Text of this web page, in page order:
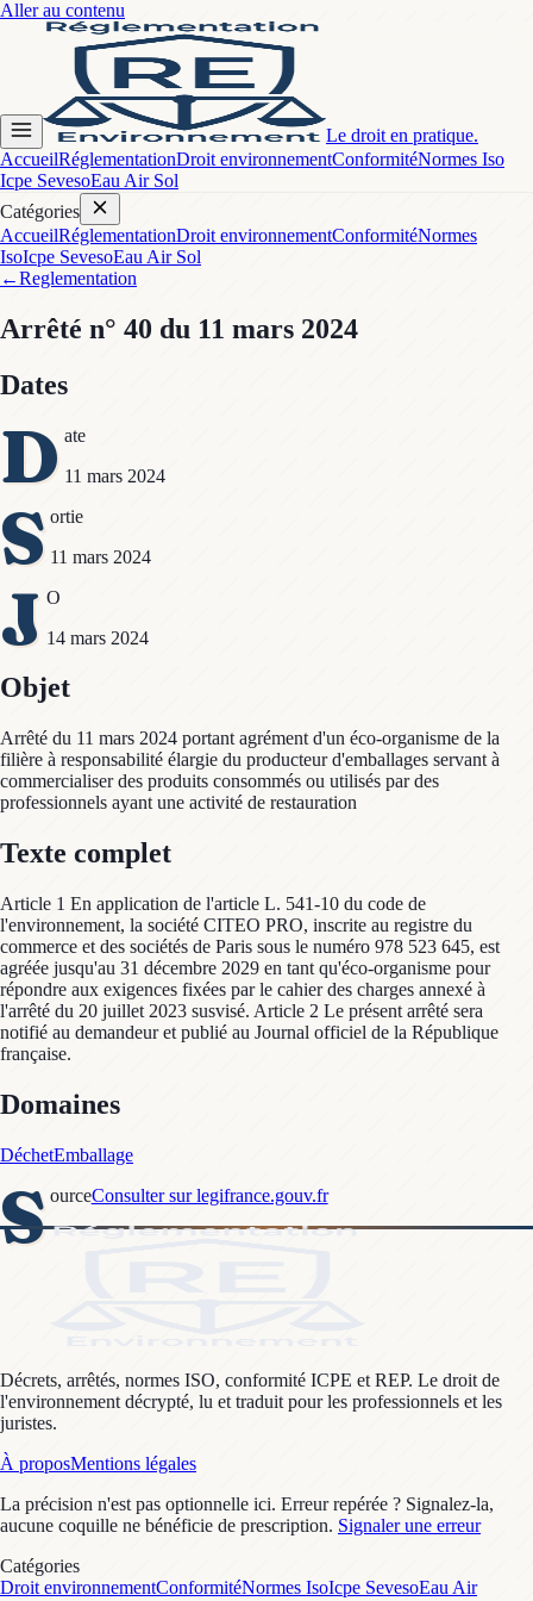
Aller au contenu
Le droit en pratique.
AccueilRéglementationDroit environnementConformitéNormes Iso
Icpe SevesoEau Air Sol
Catégories
AccueilRéglementationDroit environnementConformitéNormes
IsoIcpe SevesoEau Air Sol
←Reglementation
Arrêté n° 40 du 11 mars 2024
Dates
D ate
11 mars 2024
S ortie
11 mars 2024
J O
14 mars 2024
Objet
Arrêté du 11 mars 2024 portant agrément d'un éco-organisme de la
filière à responsabilité élargie du producteur d'emballages servant à
commercialiser des produits consommés ou utilisés par des
professionnels ayant une activité de restauration
Texte complet
Article 1 En application de l'article L. 541-10 du code de
l'environnement, la société CITEO PRO, inscrite au registre du
commerce et des sociétés de Paris sous le numéro 978 523 645, est
agréée jusqu'au 31 décembre 2029 en tant qu'éco-organisme pour
répondre aux exigences fixées par le cahier des charges annexé à
l'arrêté du 20 juillet 2023 susvisé. Article 2 Le présent arrêté sera
notifié au demandeur et publié au Journal officiel de la République
française.
Domaines
DéchetEmballage
S ourceConsulter sur legifrance.gouv.fr
Décrets, arrêtés, normes ISO, conformité ICPE et REP. Le droit de
l'environnement décrypté, lu et traduit pour les professionnels et les
juristes.
À proposMentions légales
La précision n'est pas optionnelle ici. Erreur repérée ? Signalez-la,
aucune coquille ne bénéficie de prescription. Signaler une erreur
Catégories
Droit environnementConformitéNormes IsoIcpe SevesoEau Air